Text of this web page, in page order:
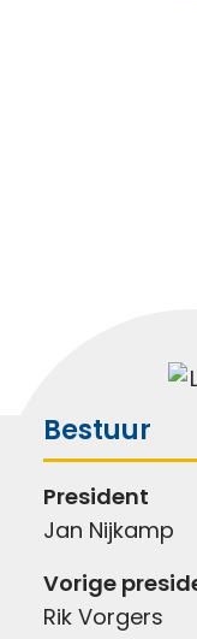
Bestuur
President
Jan Nijkamp
Vorige
Rik Vorgers